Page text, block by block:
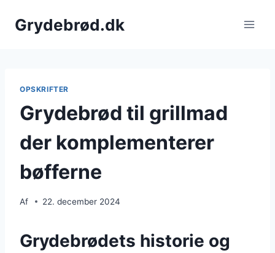
Grydebrød.dk
OPSKRIFTER
Grydebrød til grillmad
der komplementerer
bøfferne
Af 22. december 2024
Grydebrødets historie og